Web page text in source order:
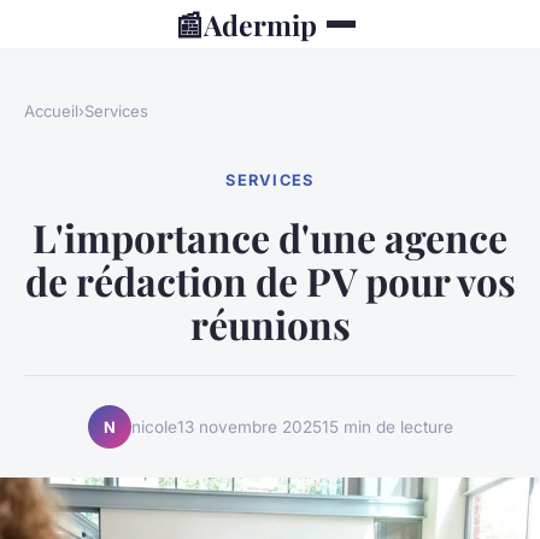
📰Adermip
Accueil›Services
SERVICES
L'importance d'une agence
de rédaction de PV pour vos
réunions
N nicole13 novembre 202515 min de lecture